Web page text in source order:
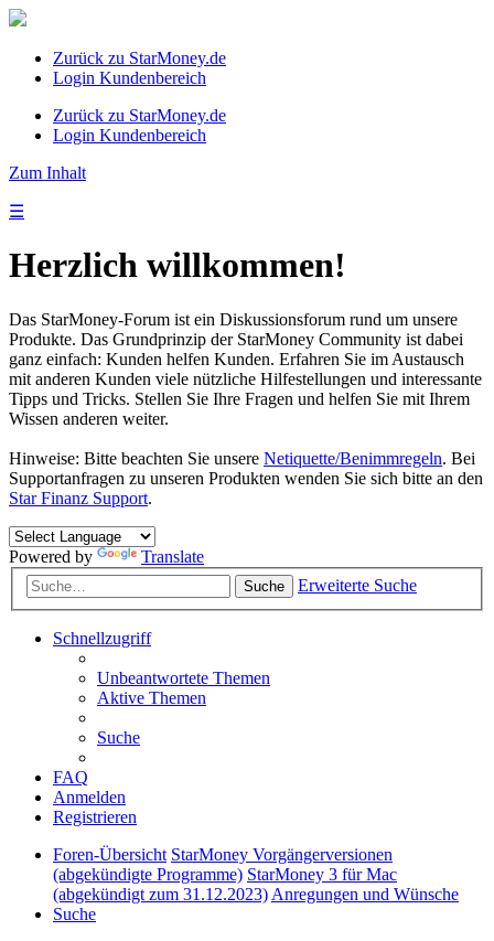
Zurück zu StarMoney.de
Login Kundenbereich
Zurück zu StarMoney.de
Login Kundenbereich
Zum Inhalt
☰
Herzlich willkommen!
Das StarMoney-Forum ist ein Diskussionsforum rund um unsere
Produkte. Das Grundprinzip der StarMoney Community ist dabei
ganz einfach: Kunden helfen Kunden. Erfahren Sie im Austausch
mit anderen Kunden viele nützliche Hilfestellungen und interessante
Tipps und Tricks. Stellen Sie Ihre Fragen und helfen Sie mit Ihrem
Wissen anderen weiter.
Hinweise: Bitte beachten Sie unsere Netiquette/Benimmregeln. Bei
Supportanfragen zu unseren Produkten wenden Sie sich bitte an den
Star Finanz Support.
Powered by Translate
Suche Erweiterte Suche
Schnellzugriff
Unbeantwortete Themen
Aktive Themen
Suche
FAQ
Anmelden
Registrieren
Foren-Übersicht StarMoney Vorgängerversionen
(abgekündigte Programme) StarMoney 3 für Mac
(abgekündigt zum 31.12.2023)Anregungen und Wünsche
Suche